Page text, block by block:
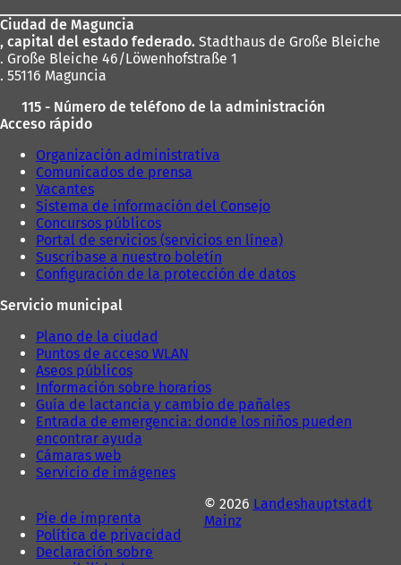
pies
Ciudad de Maguncia
, capital del estado federado. Stadthaus de Große Bleiche
. Große Bleiche 46/Löwenhofstraße 1
. 55116 Maguncia
115 - Número de teléfono de la administración
Acceso rápido
Organización administrativa
Comunicados de prensa
Vacantes
Sistema de información del Consejo
Concursos públicos
Portal de servicios (servicios en línea)
Suscríbase a nuestro boletín
Configuración de la protección de datos
Servicio municipal
Plano de la ciudad
Puntos de acceso WLAN
Aseos públicos
Información sobre horarios
Guía de lactancia y cambio de pañales
Entrada de emergencia: donde los niños pueden
encontrar ayuda
Cámaras web
Servicio de imágenes
Pie de imprenta
Política de privacidad
Declaración sobre
© 2026 Landeshauptstadt
Mainz